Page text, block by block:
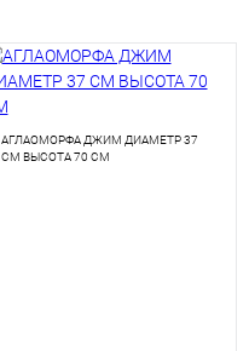
АГЛАОМОРФА ДЖИМ ДИАМЕТР 37
СМ ВЫСОТА 70 СМ